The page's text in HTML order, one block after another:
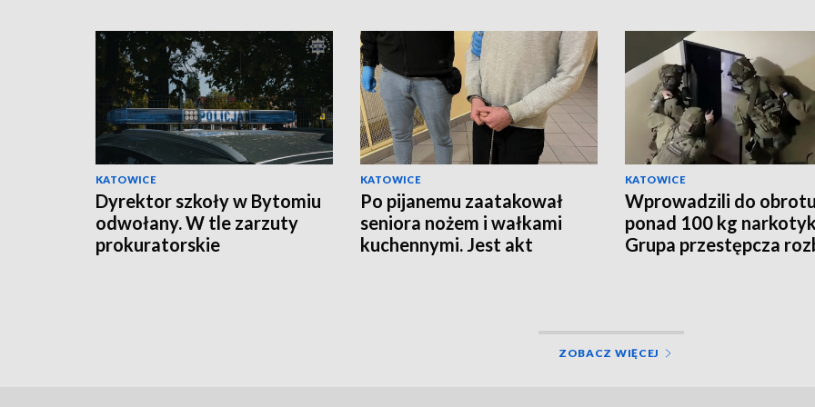
KATOWICE
Dyrektor szkoły w Bytomiu
odwołany. W tle zarzuty
prokuratorskie
KATOWICE
Po pijanemu zaatakował
seniora nożem i wałkami
kuchennymi. Jest akt
KATOWICE
Wprowadzili do
ponad 100 kg
Grupa przestępcza
ZOBACZ WIĘCEJ